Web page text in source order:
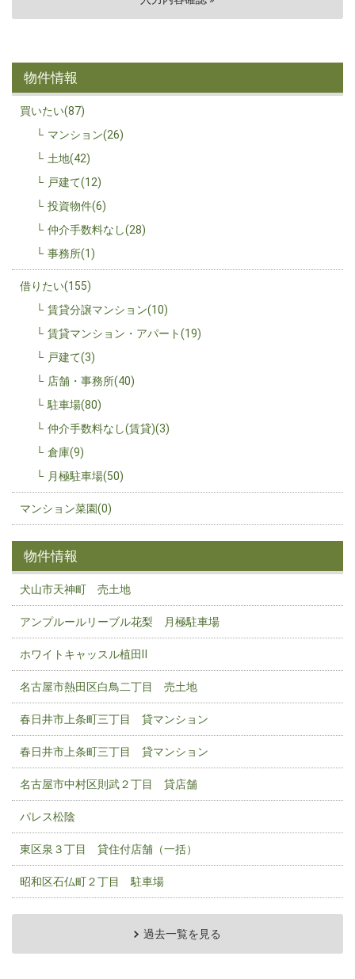
物件情報
買いたい(87)
マンション(26)
土地(42)
戸建て(12)
投資物件(6)
仲介手数料なし(28)
事務所(1)
借りたい(155)
賃貸分譲マンション(10)
賃貸マンション・アパート(19)
戸建て(3)
店舗・事務所(40)
駐車場(80)
仲介手数料なし(賃貸)(3)
倉庫(9)
月極駐車場(50)
マンション菜園(0)
物件情報
犬山市天神町 売土地
アンプルールリーブル花梨 月極駐車場
ホワイトキャッスル植田Ⅱ
名古屋市熱田区白鳥二丁目 売土地
春日井市上条町三丁目 貸マンション
春日井市上条町三丁目 貸マンション
名古屋市中村区則武２丁目 貸店舗
パレス松陰
東区泉３丁目 貸住付店舗（一括）
昭和区石仏町２丁目 駐車場
過去一覧を見る